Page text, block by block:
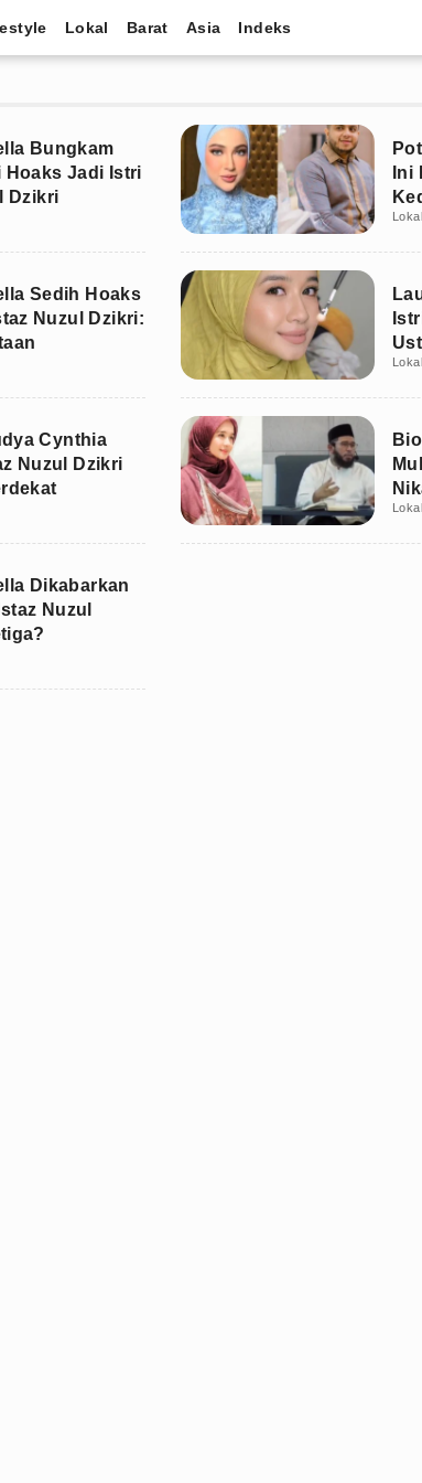
Lokal Barat Asia Indeks
Bungkam
Hoaks Jadi Istri
Dzikri
Ini
Lokal
Sedih Hoaks
Nuzul Dzikri:
Lokal
Cynthia
Nuzul Dzikri
Lokal
Dikabarkan
Nuzul